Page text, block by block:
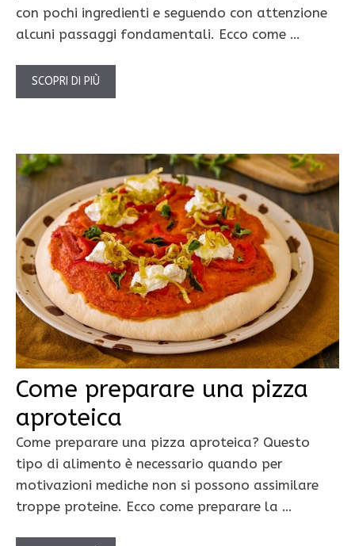
con pochi ingredienti e seguendo con attenzione
alcuni passaggi fondamentali. Ecco come …
SCOPRI DI PIÙ
Come preparare una pizza
aproteica
Come preparare una pizza aproteica? Questo
tipo di alimento è necessario quando per
motivazioni mediche non si possono assimilare
troppe proteine. Ecco come preparare la …